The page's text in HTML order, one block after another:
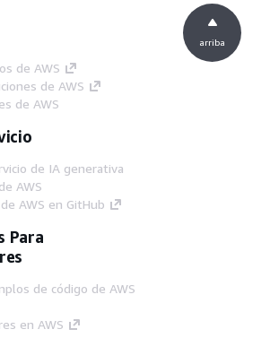
de AWS
de AWS
de AWS
de IA generativa
AWS
AWS en GitHub
Para
de código de AWS
en AWS
arriba